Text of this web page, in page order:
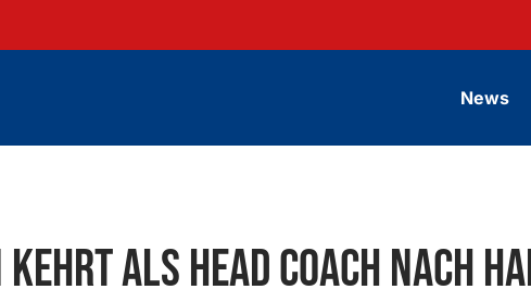
News
als Head Coach nach